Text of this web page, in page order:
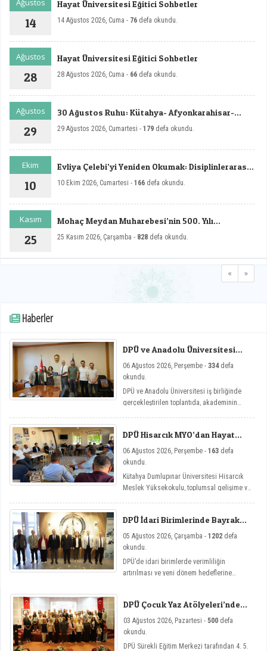
Ağustos
14
Hayat Üniversitesi Eğitici Sohbetler
14 Ağustos 2026, Cuma - 76 defa okundu.
Ağustos
28
Hayat Üniversitesi Eğitici Sohbetler
28 Ağustos 2026, Cuma - 66 defa okundu.
Ağustos
29
30 Ağustos Ruhu: Kütahya- Afyonkarahisar-
29 Ağustos 2026, Cumartesi - 179 defa okundu.
Ekim
10
Evliya Çelebi’yi Yeniden Okumak: Disiplinlerarası
10 Ekim 2026, Cumartesi - 166 defa okundu.
Kasım
25
Mohaç Meydan Muharebesi’nin 500. Yılı
25 Kasım 2026, Çarşamba - 828 defa okundu.
« »
Haberler
DPÜ ve Anadolu Üniversitesi
Toplantısı
06 Ağustos 2026, Perşembe - 334defa
okundu.
DPÜ ve Anadolu Üniversitesi iş birliğinde
gerçekleştirilen toplantıda, akademinin
DPÜ Hisarcık MYO’dan Hayat
06 Ağustos 2026, Perşembe - 163 defa
okundu.
Kütahya Dumlupınar Üniversitesi Hisarcık
Meslek Yüksekokulu, toplumsal gelişime ve
Sohbetler etkinlik serisi kapsamında dört
önemli söyleşiye imza attı.
DPÜ İdari Birimlerinde Bayrak
05 Ağustos 2026, Çarşamba - 1202 defa
okundu.
DPÜ’de idari birimlerde verimliliğin
artırılması ve yeni dönem hedeflerine
DPÜ Çocuk Yaz Atölyeleri’nde
03 Ağustos 2026, Pazartesi - 500 defa
okundu.
DPÜ Sürekli Eğitim Merkezi tarafından 4. 5.